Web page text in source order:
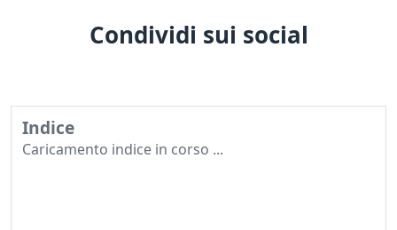
Condividi sui social
Indice
Caricamento indice in corso ...